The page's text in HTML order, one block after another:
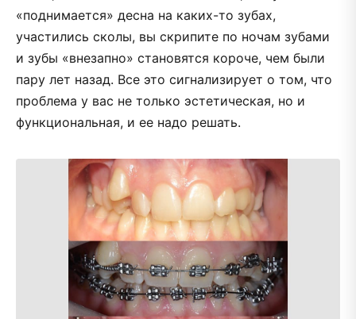
«поднимается» десна на каких-то зубах,
участились сколы, вы скрипите по ночам зубами
и зубы «внезапно» становятся короче, чем были
пару лет назад. Все это сигнализирует о том, что
проблема у вас не только эстетическая, но и
функциональная, и ее надо решать.